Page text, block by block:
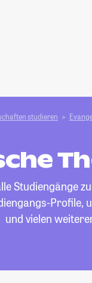
studieren
Studiengänge
Profile,
und vielen